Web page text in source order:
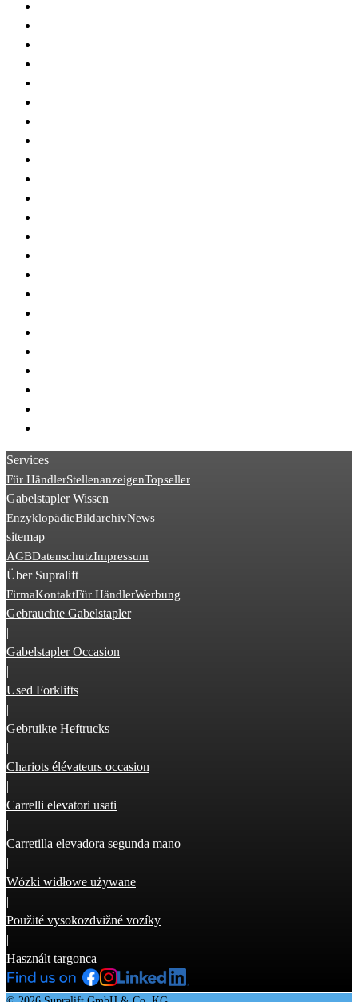
Services
Für HändlerStellenanzeigenTopseller
Gabelstapler Wissen
EnzyklopädieBildarchivNews
sitemap
AGBDatenschutzImpressum
Über Supralift
FirmaKontaktFür HändlerWerbung
Gebrauchte Gabelstapler
|
Gabelstapler Occasion
|
Used Forklifts
|
Gebruikte Heftrucks
|
Chariots élévateurs occasion
|
Carrelli elevatori usati
|
Carretilla elevadora segunda mano
|
Wózki widłowe używane
|
Použité vysokozdvižné vozíky
|
Használt targonca